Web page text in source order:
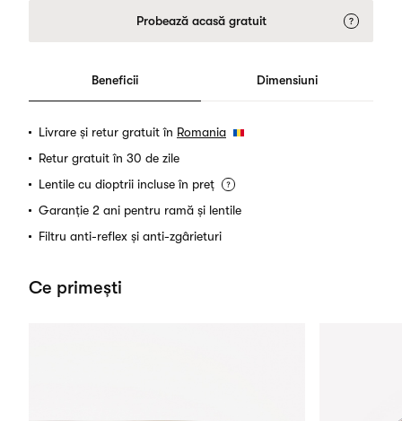
Probează acasă gratuit
Beneficii Dimensiuni
Livrare și retur gratuit în Romania
Retur gratuit în 30 de zile
Lentile cu dioptrii incluse în preț
Garanție 2 ani pentru ramă și lentile
Filtru anti-reflex și anti-zgârieturi
Ce primești